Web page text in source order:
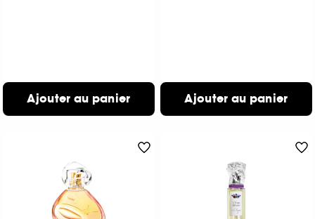
Ajouter au panier Ajouter au panier